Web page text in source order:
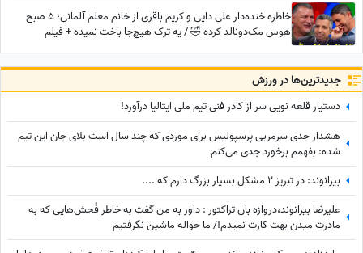
خاطره خنده‌دار علی دایی و کریم باقری از خانم معلم آلمانی؛ 5 صبح
هوس مک‌دونالد کرده 🤣 / یه ترک هیچ‌جا باخت نمیده + فیلم
جدید‌ترین‌ها در ورزش
دستیار قلعه نویی سر از کادر فنی تیم ملی ایتالیا درآورد!
هشدار جدی سرمربی پرسپولیس برای موردی که چند سال است بلای جان این تیم
شده: بفهمم برخورد جدی می‌کنم
بیرانوند: در تبریز 2 مشکل بسیار بزرگ دارم که ....
علیرضا بیرانوند،دروازه بان تراکتور : داور به من گفت به خاطر فُحش‌هایی که به
مادرت میدن بهت کارت نمیدم!/ ما حواله ماشین نگرفتیم